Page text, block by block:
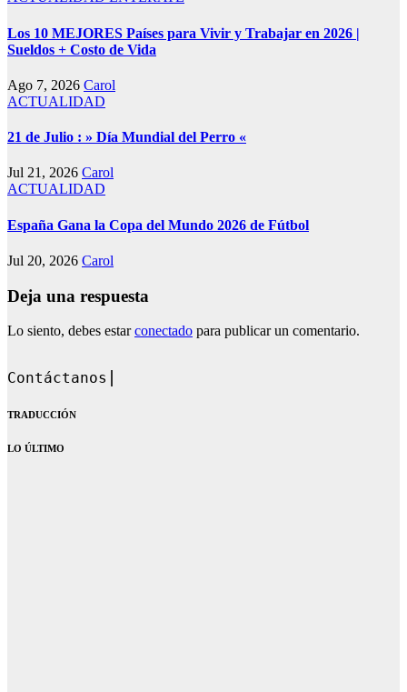
Los 10 MEJORES Países para Vivir y Trabajar en 2026 |
Sueldos + Costo de Vida
Ago 7, 2026 Carol
ACTUALIDAD
21 de Julio : » Día Mundial del Perro «
Jul 21, 2026 Carol
ACTUALIDAD
España Gana la Copa del Mundo 2026 de Fútbol
Jul 20, 2026 Carol
Deja una respuesta
Lo siento, debes estarconectado para publicar un comentario.
Contáctanos en: dandoque
TRADUCCIÓN
LO ÚLTIMO